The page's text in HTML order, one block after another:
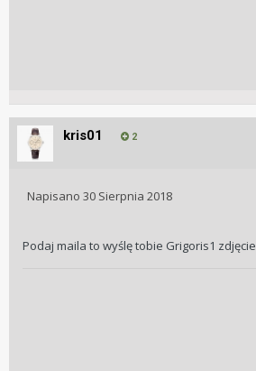
kris01 2
Napisano 30 Sierpnia 2018
Podaj maila to wyślę tobie Grigoris1